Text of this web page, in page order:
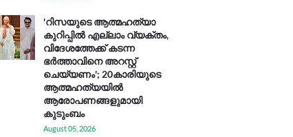
'റിസയുടെ ആത്മഹത്യാ
കുറിപ്പിൽ എല്ലാം വ്യക്തം,
വിദേശത്തേക്ക് കടന്ന
ഭർത്താവിനെ അറസ്റ്റ്
ചെയ്യണം'; 20കാരിയുടെ
ആത്മഹത്യയിൽ
ആരോപണങ്ങളുമായി
കുടുംബം
August 05, 2026